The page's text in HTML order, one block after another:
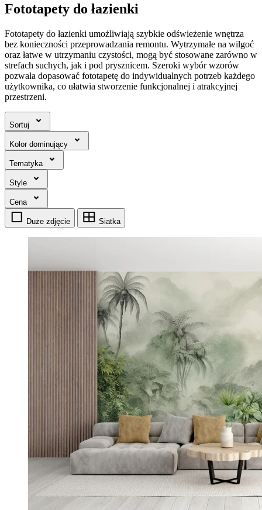
Fototapety do łazienki
Fototapety do łazienki umożliwiają szybkie odświeżenie wnętrza
bez konieczności przeprowadzania remontu. Wytrzymałe na wilgoć
oraz łatwe w utrzymaniu czystości, mogą być stosowane zarówno w
strefach suchych, jak i pod prysznicem. Szeroki wybór wzorów
pozwala dopasować fototapetę do indywidualnych potrzeb każdego
użytkownika, co ułatwia stworzenie funkcjonalnej i atrakcyjnej
przestrzeni.
Sortuj
Kolor dominujący
Tematyka
Style
Cena
Duże zdjęcie Siatka